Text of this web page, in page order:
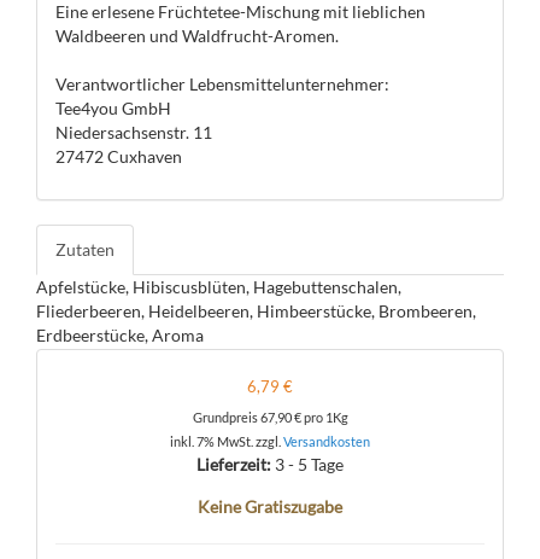
Eine erlesene Früchtetee-Mischung mit lieblichen
Waldbeeren und Waldfrucht-Aromen.
Verantwortlicher Lebensmittelunternehmer:
Tee4you GmbH
Niedersachsenstr. 11
27472 Cuxhaven
Zutaten
Apfelstücke, Hibiscusblüten, Hagebuttenschalen,
Fliederbeeren, Heidelbeeren, Himbeerstücke, Brombeeren,
Erdbeerstücke, Aroma
6,79 €
Grundpreis67,90 €pro 1Kg
inkl. 7% MwSt. zzgl. Versandkosten
Lieferzeit: 3 - 5 Tage
Keine Gratiszugabe